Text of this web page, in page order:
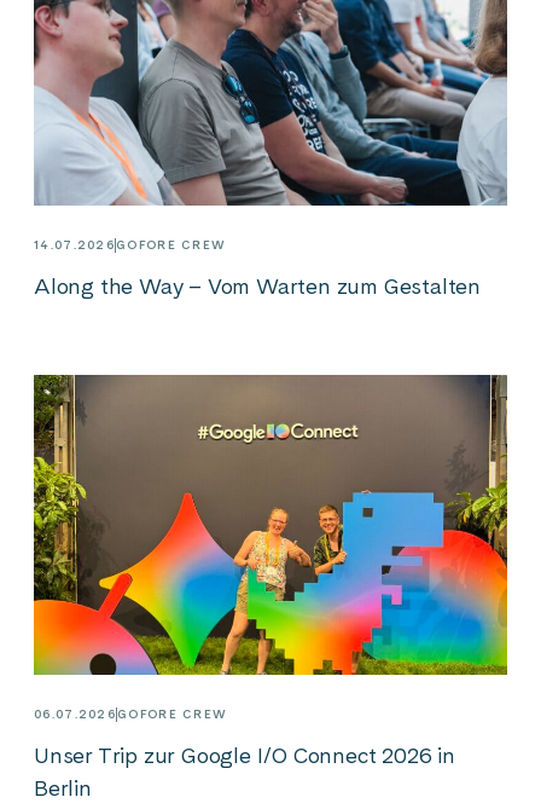
14.07.2026 GOFORE CREW
Along the Way – Vom Warten zum Gestalten
06.07.2026 GOFORE CREW
Unser Trip zur Google I/O Connect 2026 in
Berlin